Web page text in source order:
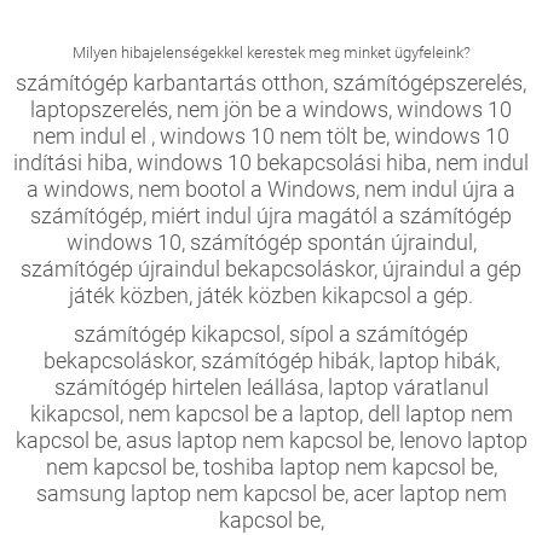
Milyen hibajelenségekkel kerestek meg minket ügyfeleink?
számítógép karbantartás otthon, számítógépszerelés,
laptopszerelés, nem jön be a windows, windows 10
nem indul el , windows 10 nem tölt be, windows 10
indítási hiba, windows 10 bekapcsolási hiba, nem indul
a windows, nem bootol a Windows, nem indul újra a
számítógép, miért indul újra magától a számítógép
windows 10, számítógép spontán újraindul,
számítógép újraindul bekapcsoláskor, újraindul a gép
játék közben, játék közben kikapcsol a gép.
számítógép kikapcsol, sípol a számítógép
bekapcsoláskor, számítógép hibák, laptop hibák,
számítógép hirtelen leállása, laptop váratlanul
kikapcsol, nem kapcsol be a laptop, dell laptop nem
kapcsol be, asus laptop nem kapcsol be, lenovo laptop
nem kapcsol be, toshiba laptop nem kapcsol be,
samsung laptop nem kapcsol be, acer laptop nem
kapcsol be,